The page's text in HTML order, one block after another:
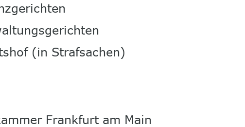
(in Strafsachen)
Frankfurt am Main